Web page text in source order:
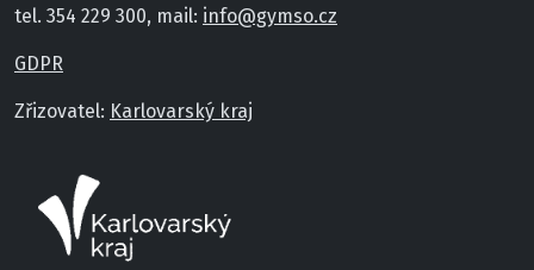
tel. 354 229 300, mail: info@gymso.cz
GDPR
Zřizovatel: Karlovarský kraj